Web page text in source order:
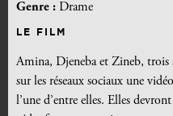
Genre : Drame
LE FILM
Amina, Djeneba et Zineb, trois
sur les réseaux sociaux une
l’une d’entre elles. Elles